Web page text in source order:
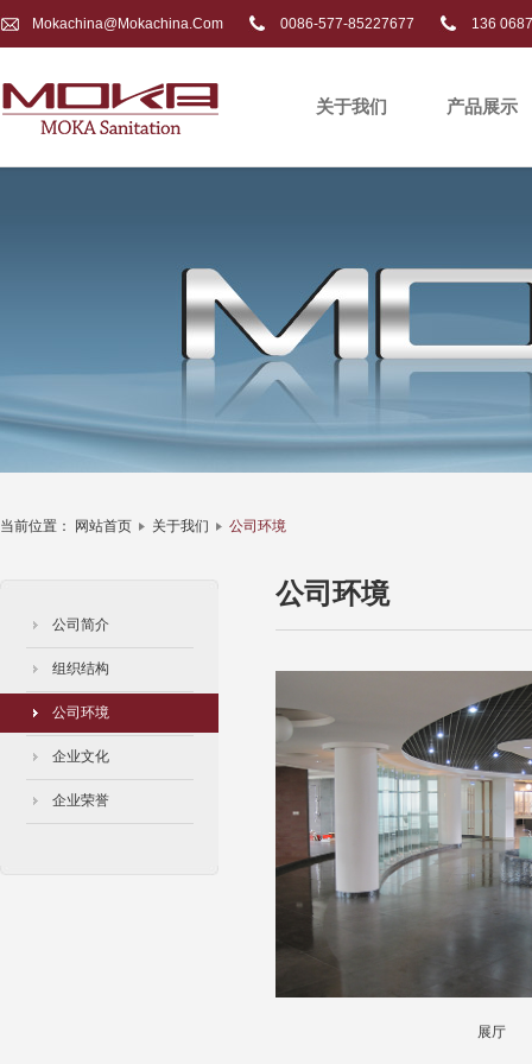
Mokachina@mokachina.com 0086-577-85227677 136
关于我们 产品展示
当前位置： 网站首页 关于我们 公司环境
公司简介
组织结构
公司环境
企业文化
企业荣誉
公司环境
展厅